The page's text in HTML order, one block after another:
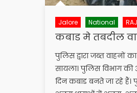
Jalore National
कबाड मे तबदील
पुलिस द्वारा जब्त वाहनों
सायला। पुलिस विभाग की
दिन कबाड बनते जा रहे